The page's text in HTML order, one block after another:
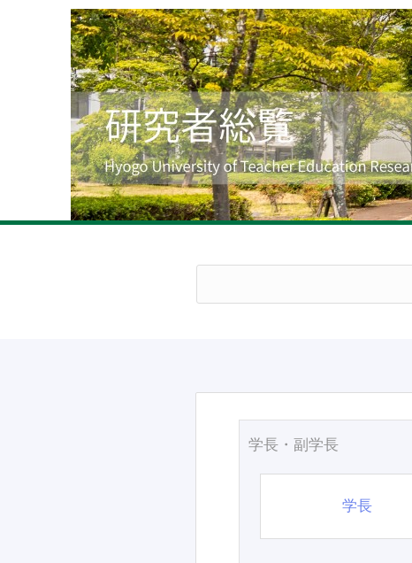
学長・副学長
学長